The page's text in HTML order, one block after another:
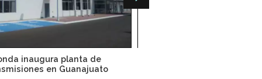
inaugura planta de
en Guanajuato